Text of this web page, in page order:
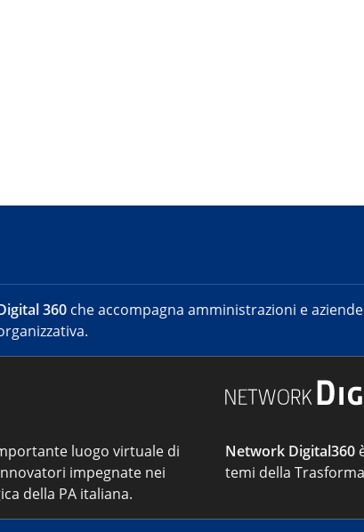
360 che accompagna amministrazioni e
luogo virtuale di
impegnate nei
della PA italiana.
Network Digital360
temi della